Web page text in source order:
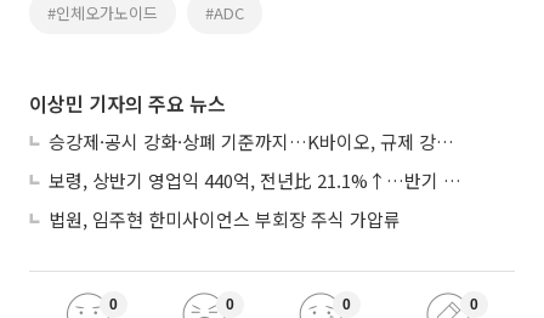
#인체오가노이드 #ADC
이상민 기자의 주요 뉴스
승강제·공시 강화·상폐 기준까지…K바이오, 규제 강화에 ‘삼중고’
보령, 상반기 영업익 440억, 전년比 21.1%↑…반기 역대 최대
법원, 임주현 한미사이언스 부회장 주식 가압류
0 0 0 0